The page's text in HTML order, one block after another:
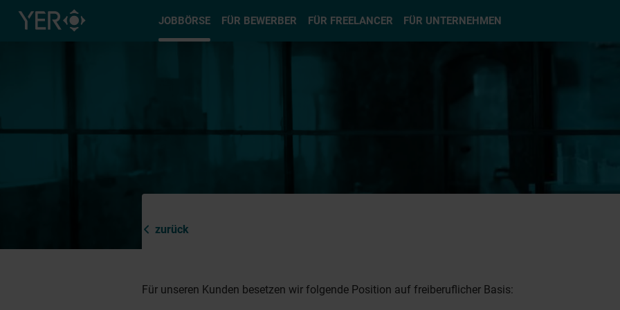
JOBBÖRSE FÜR BEWERBER FÜR FREELANCER FÜR UNTERNEHMEN
Typ auswählen
zurück
Für unseren Kunden besetzen wir folgende Position auf freiberuflicher Basis: